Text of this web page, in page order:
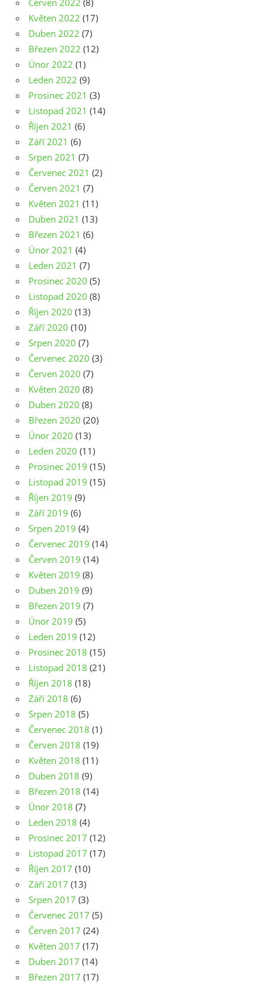
Červen 2022 (8)
Květen 2022 (17)
Duben 2022 (7)
Březen 2022 (12)
Únor 2022 (1)
Leden 2022 (9)
Prosinec 2021 (3)
Listopad 2021 (14)
Říjen 2021 (6)
Září 2021 (6)
Srpen 2021 (7)
Červenec 2021 (2)
Červen 2021 (7)
Květen 2021 (11)
Duben 2021 (13)
Březen 2021 (6)
Únor 2021 (4)
Leden 2021 (7)
Prosinec 2020 (5)
Listopad 2020 (8)
Říjen 2020 (13)
Září 2020 (10)
Srpen 2020 (7)
Červenec 2020 (3)
Červen 2020 (7)
Květen 2020 (8)
Duben 2020 (8)
Březen 2020 (20)
Únor 2020 (13)
Leden 2020 (11)
Prosinec 2019 (15)
Listopad 2019 (15)
Říjen 2019 (9)
Září 2019 (6)
Srpen 2019 (4)
Červenec 2019 (14)
Červen 2019 (14)
Květen 2019 (8)
Duben 2019 (9)
Březen 2019 (7)
Únor 2019 (5)
Leden 2019 (12)
Prosinec 2018 (15)
Listopad 2018 (21)
Říjen 2018 (18)
Září 2018 (6)
Srpen 2018 (5)
Červenec 2018 (1)
Červen 2018 (19)
Květen 2018 (11)
Duben 2018 (9)
Březen 2018 (14)
Únor 2018 (7)
Leden 2018 (4)
Prosinec 2017 (12)
Listopad 2017 (17)
Říjen 2017 (10)
Září 2017 (13)
Srpen 2017 (3)
Červenec 2017 (5)
Červen 2017 (24)
Květen 2017 (17)
Duben 2017 (14)
Březen 2017 (17)